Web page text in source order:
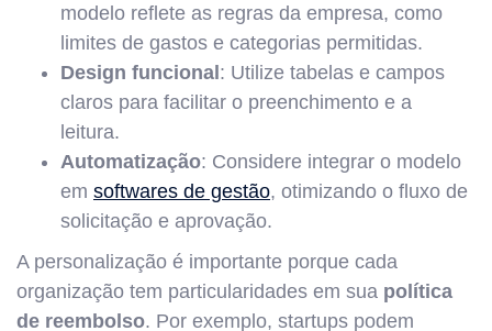
modelo reflete as regras da empresa, como
limites de gastos e categorias permitidas.
Design funcional: Utilize tabelas e campos
claros para facilitar o preenchimento e a
leitura.
Automatização: Considere integrar o modelo
em softwares de gestão, otimizando o fluxo de
solicitação e aprovação.
A personalização é importante porque cada
organização tem particularidades em sua política
de reembolso. Por exemplo, startups podem